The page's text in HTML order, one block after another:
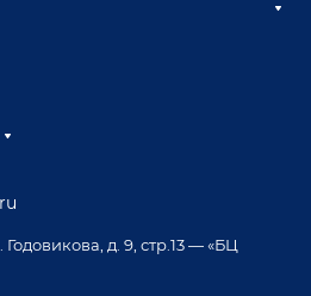
крепежа
для сварки
Годовикова, д. 9, стр.13 — «БЦ